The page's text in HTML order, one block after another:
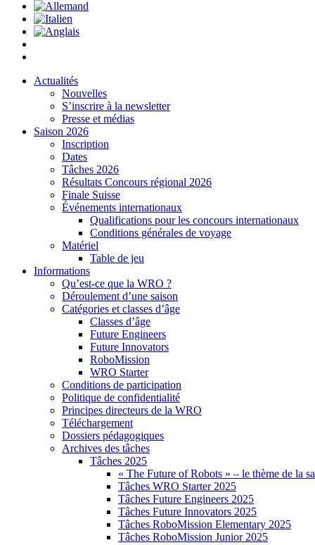
Actualités
Nouvelles
S’inscrire à la newsletter
Presse et médias
Saison 2026
Inscription
Dates
Tâches 2026
Résultats Concours régional 2026
Finale Suisse
Événements internationaux
Qualifications pour les concours internationaux
Conditions générales de voyage
Matériel
Table de jeu
Informations
Qu’est-ce que la WRO ?
Déroulement d’une saison
Catégories et classes d’âge
Classes d’âge
Future Engineers
Future Innovators
RoboMission
WRO Starter
Conditions de participation
Politique de confidentialité
Principes directeurs de la WRO
Téléchargement
Dossiers pédagogiques
Archives des tâches
Tâches 2025
« The Future of Robots » – le thème de la
Tâches WRO Starter 2025
Tâches Future Engineers 2025
Tâches Future Innovators 2025
Tâches RoboMission Elementary 2025
Tâches RoboMission Junior 2025